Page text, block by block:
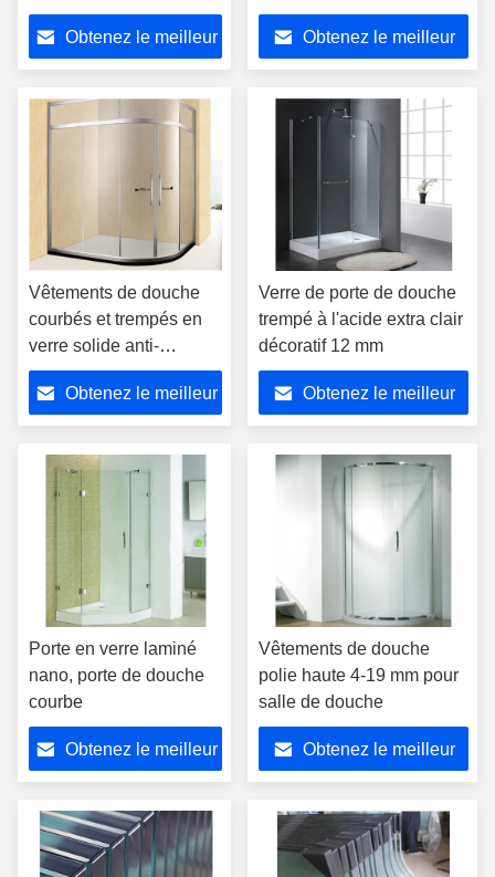
charnière
Obtenez le meilleur
résistance
Obtenez le meilleur
Vêtements de douche
courbés et trempés en
verre solide anti-
éblouissement de 8 mm
Obtenez le meilleur
Verre de porte de douche
trempé à l'acide extra clair
décoratif 12 mm
Obtenez le meilleur
Porte en verre laminé
nano, porte de douche
courbe
Obtenez le meilleur
Vêtements de douche
polie haute 4-19 mm pour
salle de douche
Obtenez le meilleur